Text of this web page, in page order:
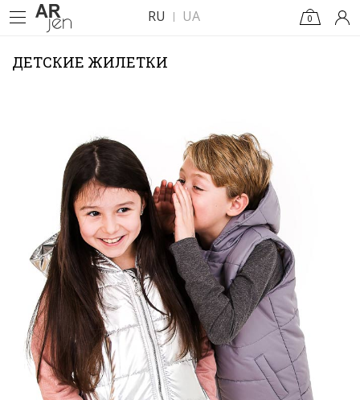
RU UA 0
ДЕТСКИЕ ЖИЛЕТКИ